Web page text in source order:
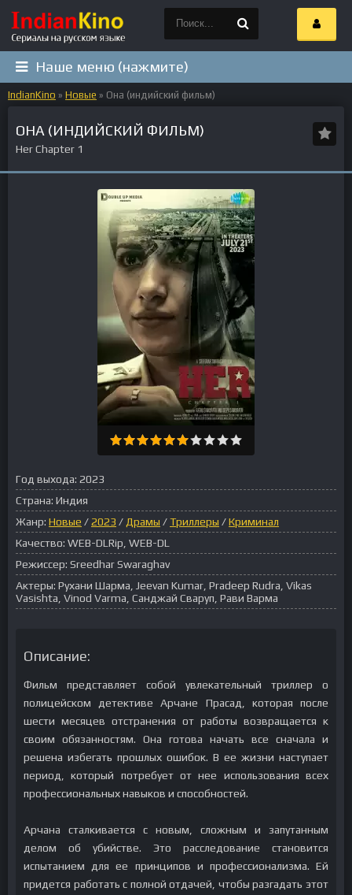
Наше меню (нажмите)
IndianKino » Новые » Она (индийский фильм)
ОНА (ИНДИЙСКИЙ ФИЛЬМ)
Her Chapter 1
Год выхода: 2023
Страна: Индия
Жанр: Новые /2023 / Драмы /Триллеры /Криминал
Качество: WEB-DLRip, WEB-DL
Режиссер: Sreedhar Swaraghav
Актеры: Рухани Шарма, Jeevan Kumar, Pradeep Rudra, Vikas
Vasishta, Vinod Varma, Санджай Сваруп, Рави Варма
Описание:
Фильм представляет собой увлекательный триллер о
полицейском детективе Арчане Прасад, которая после
шести месяцев отстранения от работы возвращается к
своим обязанностям. Она готова начать все сначала и
решена избегать прошлых ошибок. В ее жизни наступает
период, который потребует от нее использования всех
профессиональных навыков и способностей.
Арчана сталкивается с новым, сложным и запутанным
делом об убийстве. Это расследование становится
испытанием для ее принципов и профессионализма. Ей
придется работать с полной отдачей, чтобы разгадать этот